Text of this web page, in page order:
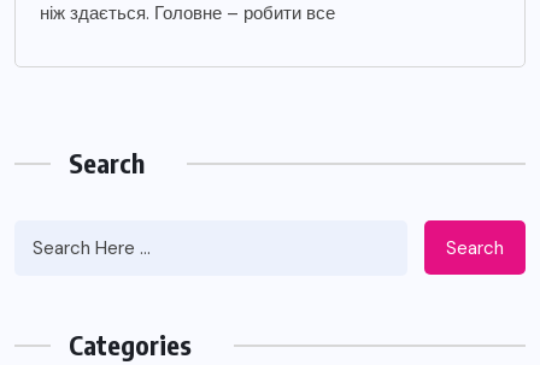
ніж здається. Головне – робити все
Search
Search
Categories